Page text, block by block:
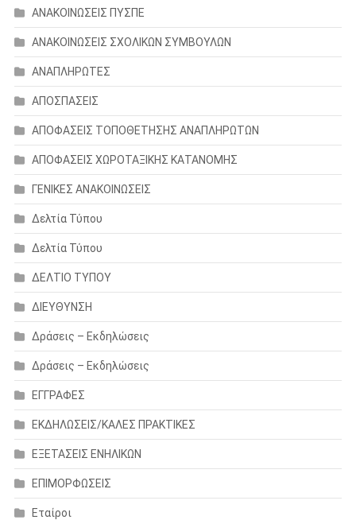
ΑΝΑΚΟΙΝΩΣΕΙΣ ΠΥΣΠΕ
ΑΝΑΚΟΙΝΩΣΕΙΣ ΣΧΟΛΙΚΩΝ ΣΥΜΒΟΥΛΩΝ
ΑΝΑΠΛΗΡΩΤΕΣ
ΑΠΟΣΠΑΣΕΙΣ
ΑΠΟΦΑΣΕΙΣ ΤΟΠΟΘΕΤΗΣΗΣ ΑΝΑΠΛΗΡΩΤΩΝ
ΑΠΟΦΑΣΕΙΣ ΧΩΡΟΤΑΞΙΚΗΣ ΚΑΤΑΝΟΜΗΣ
ΓΕΝΙΚΕΣ ΑΝΑΚΟΙΝΩΣΕΙΣ
Δελτία Τύπου
Δελτία Τύπου
ΔΕΛΤΙΟ ΤΥΠΟΥ
ΔΙΕΥΘΥΝΣΗ
Δράσεις – Εκδηλώσεις
Δράσεις – Εκδηλώσεις
ΕΓΓΡΑΦΕΣ
ΕΚΔΗΛΩΣΕΙΣ/ΚΑΛΕΣ ΠΡΑΚΤΙΚΕΣ
ΕΞΕΤΑΣΕΙΣ ΕΝΗΛΙΚΩΝ
ΕΠΙΜΟΡΦΩΣΕΙΣ
Εταίροι